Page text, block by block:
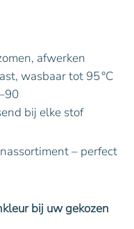
afwerken
wasbaar tot 95 °C
bij elke stof
– perfect
bij uw gekozen